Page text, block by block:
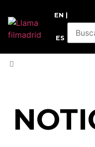
EN
ES